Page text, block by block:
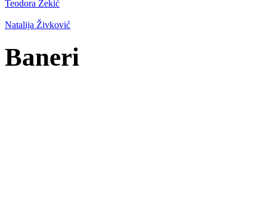
Teodora Zekić
Natalija Živković
Baneri